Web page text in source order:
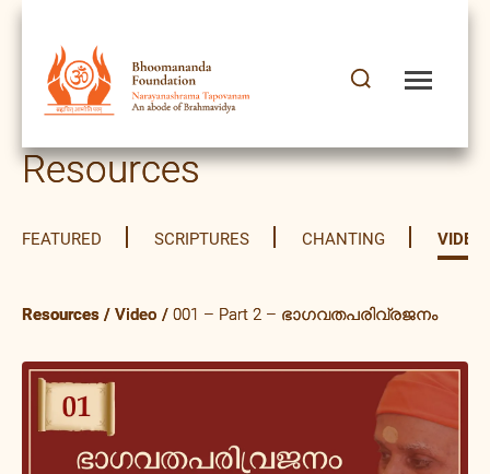
Resources
FEATURED SCRIPTURES CHANTING VIDEO
Resources / Video / 001 – Part 2 – ഭാഗവതപരിവ്രജനം